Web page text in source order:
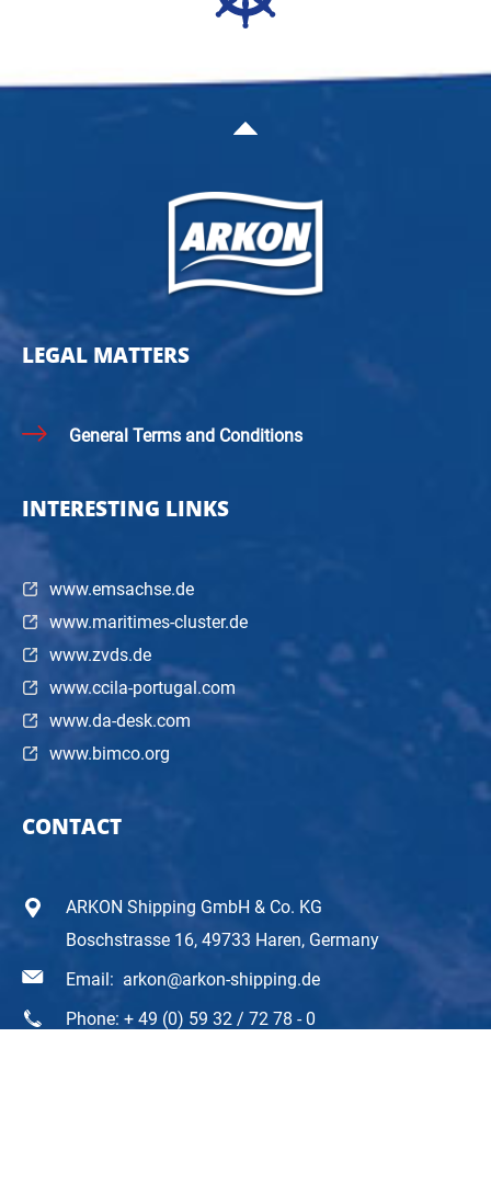
LEGAL MATTERS
General Terms and Conditions
INTERESTING LINKS
www.emsachse.de
www.maritimes-cluster.de
www.zvds.de
www.ccila-portugal.com
www.da-desk.com
www.bimco.org
CONTACT
ARKON Shipping GmbH & Co. KG
Boschstrasse 16, 49733 Haren, Germany
Email: arkon@arkon-shipping.de
Phone: + 49 (0) 59 32 / 72 78 - 0